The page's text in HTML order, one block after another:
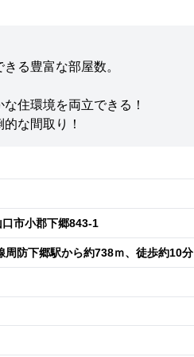
る豊富な部屋数。
住環境を両立できる！
な間取り！
口市小郡下郷843-1
周防下郷駅から約738ｍ、徒歩約10分